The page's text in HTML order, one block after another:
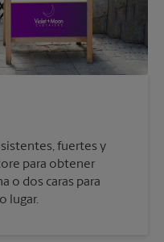
fuertes y
para obtener
o dos caras para
lugar.